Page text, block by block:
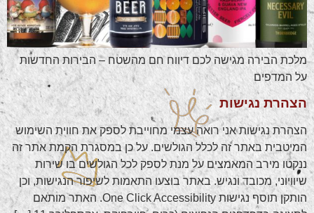
מלכת הבירה מגישה לכם דיווח חם מהשטח – הבירות החדשות
על המדפים
הצהרת נגישות
הצהרת נגישות אני רואה עצמי מחוייבת לספק את חווית השימוש
המיטבית באתר זה לכלל הגולשים. על כן במסגרת הקמת אתר זה
ננקטו מירב המאמצים על מנת לספק לכל הגולשים בו שירות
שיוויוני, מכובד ונגיש. באתר בוצעו התאמות לשיפור הנגישות, וכן
הותקן תוסף נגישות One Click Accessibility. האתר מותאם